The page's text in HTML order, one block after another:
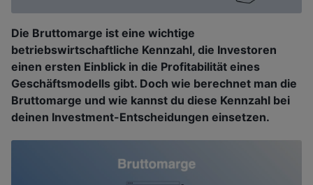
Die Bruttomarge ist eine wichtige
betriebswirtschaftliche Kennzahl, die Investoren
einen ersten Einblick in die Profitabilität eines
Geschäftsmodells gibt. Doch wie berechnet man die
Bruttomarge und wie kannst du diese Kennzahl bei
deinen Investment-Entscheidungen einsetzen.